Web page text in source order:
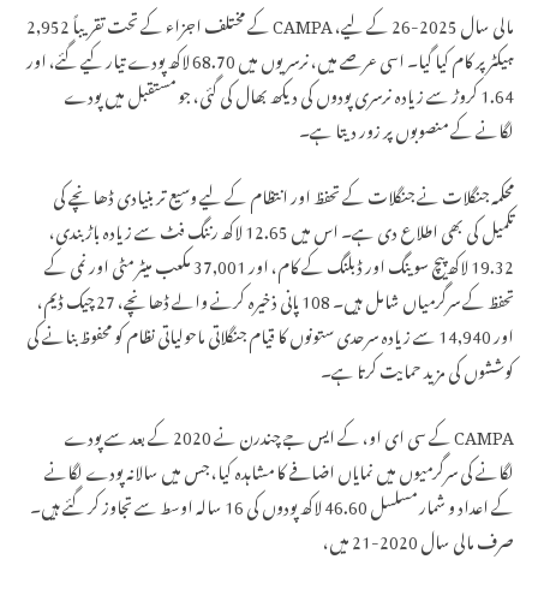
مالی سال 2025-26 کے لیے، CAMPA کے مختلف اجزاء کے تحت تقریباً 2,952
ہیکٹر پر کام کیا گیا۔ اسی عرصے میں، نرسریوں میں 68.70 لاکھ پودے تیار کیے گئے، اور
1.64 کروڑ سے زیادہ نرسری پودوں کی دیکھ بھال کی گئی، جو مستقبل میں پودے
لگانے کے منصوبوں پر زور دیتا ہے۔
محکمہ جنگلات نے جنگلات کے تحفظ اور انتظام کے لیے وسیع تر بنیادی ڈھانچے کی
تکمیل کی بھی اطلاع دی ہے۔ اس میں 12.65 لاکھ رننگ فٹ سے زیادہ باڑ بندی،
19.32 لاکھ پیچ سوینگ اور ڈبلنگ کے کام، اور 37,001 مکعب میٹر مٹی اور نمی کے
تحفظ کے سرگرمیاں شامل ہیں۔ 108 پانی ذخیرہ کرنے والے ڈھانچے، 27 چیک ڈیم،
اور 14,940 سے زیادہ سرحدی ستونوں کا قیام جنگلاتی ماحولیاتی نظام کو محفوظ بنانے کی
کوششوں کی مزید حمایت کرتا ہے۔
CAMPA کے سی ای او، کے ایس جے چندرن نے 2020 کے بعد سے پودے
لگانے کی سرگرمیوں میں نمایاں اضافے کا مشاہدہ کیا، جس میں سالانہ پودے لگانے
کے اعداد و شمار مسلسل 46.60 لاکھ پودوں کی 16 سالہ اوسط سے تجاوز کر گئے ہیں۔
صرف مالی سال 2020-21 میں،